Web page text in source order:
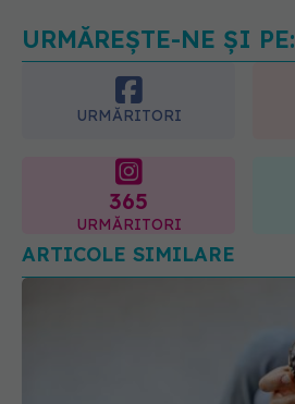
URMĂREȘTE-NE ȘI PE:
URMĂRITORI
365
URMĂRITORI
ARTICOLE SIMILARE